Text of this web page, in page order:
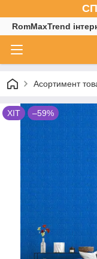
RomMaxTrend
Асортимент
ХІТ –59%